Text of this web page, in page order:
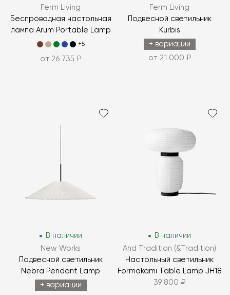
Ferm Living
Беспроводная настольная
лампа Arum Portable Lamp
+5
от 26 735 ₽
Ferm Living
Подвесной светильник
Kurbis
+ вариации
от 21 000 ₽
В наличии
New Works
Подвесной светильник
Nebra Pendant Lamp
+ вариации
В наличии
And Tradition (&Tradition)
Настольный светильник
Formakami Table Lamp JH18
39 800 ₽